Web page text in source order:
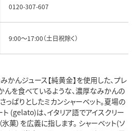
0120-307-607
9:00～17:00（土日祝除く）
んジュース【純黄金】を使用した、プレ
んを食べているような、濃厚なみかんの
っぱりとしたミカンシャーベット。夏場の
ト (gelato)は、イタリア語でアイスクリー
菓）を広義に指します。 シャーベット(ソ